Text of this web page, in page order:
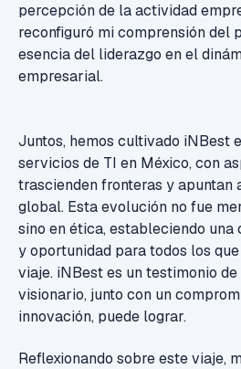
percepción de la actividad
reconfiguró mi comprensión del
esencia del liderazgo en el
empresarial.
Juntos, hemos cultivado iNBest
servicios de TI en México, con
trascienden fronteras y apuntan
global. Esta evolución no fue
sino en ética, estableciendo
y oportunidad para todos los
viaje. iNBest es un testimonio
visionario, junto con un
innovación, puede lograr.
Reflexionando sobre este viaje,